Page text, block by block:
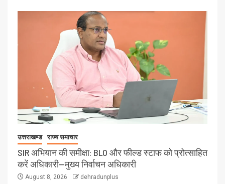
उत्तराखण्ड राज्य समाचार
SIR अभियान की समीक्षा: BLO और फील्ड स्टाफ को प्रोत्साहित
करें अधिकारी—मुख्य निर्वाचन अधिकारी
August 8, 2026 dehradunplus